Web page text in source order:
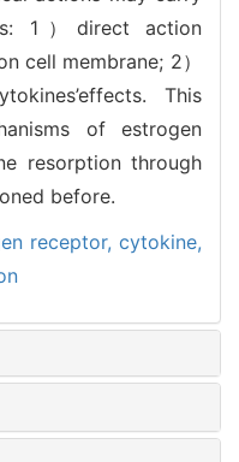
1）direct action
cell membrane; 2）
This
of estrogen
resorption through
before.
receptor,cytokine,